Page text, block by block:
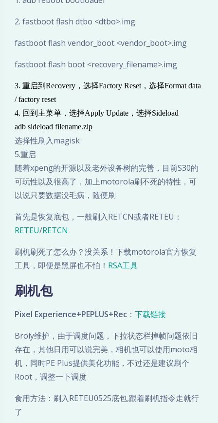
2. fastboot flash dtbo <dtbo>.img
fastboot flash vendor_boot <vendor_boot>.img
fastboot flash boot <recovery_filename>.img
3. 重启到Recovery，选择Factory Reset，选择Format data
/ factory reset
4. 回到主菜单，选择Apply Update，选择Sideload
adb sideload filename.zip
选择性刷入magisk
5.重启
随着xpeng的开源以及老外设备树的完善，目前S30的
可玩性以及很高了，加上motorola刷不死的特性，可
以说只要数据没毛病，随便刷
首先是恢复底包，一般刷入RETCN或者RETEU：
RETEU/RETCN
刷机刷死了怎么办？没关系！下载motorola官方恢复
工具，即便是黑屏也不怕！ RSA工具
刷机包
Pixel Experience+PEPLUS+Rec ： 下载链接
Broly维护，由于调度问题，下拉状态栏掉帧问题依旧
存在，其他日用可以说完美，相机也可以使用moto相
机，同时PE Plus提供美化功能，不过还是建议刷个
Root，调整一下调度
食用方法：刷入RETEU0525底包,跟着刷机指令走就行
了